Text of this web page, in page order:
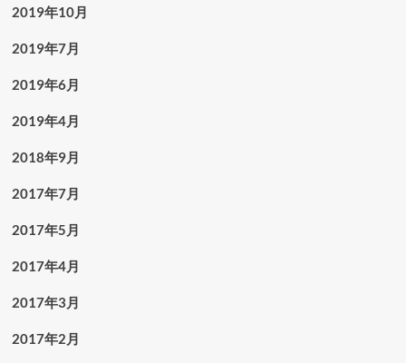
2019年10月
2019年7月
2019年6月
2019年4月
2018年9月
2017年7月
2017年5月
2017年4月
2017年3月
2017年2月